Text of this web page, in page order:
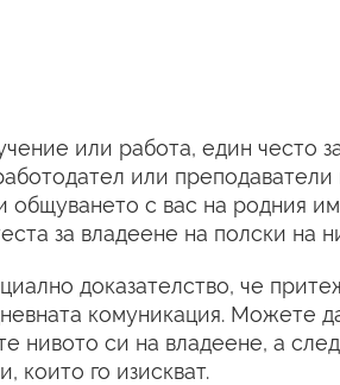
или работа, един често
или преподаватели
общуването с вас на родния
за владеене на полски на
доказателство, че
комуникация. Можете
нивото си на владеене, а
които го изискват.